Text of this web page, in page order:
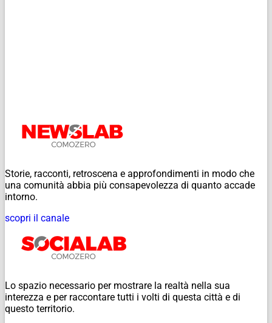
Storie, racconti, retroscena e approfondimenti in modo che
una comunità abbia più consapevolezza di quanto accade
intorno.
scopri il canale
Lo spazio necessario per mostrare la realtà nella sua
interezza e per raccontare tutti i volti di questa città e di
questo territorio.